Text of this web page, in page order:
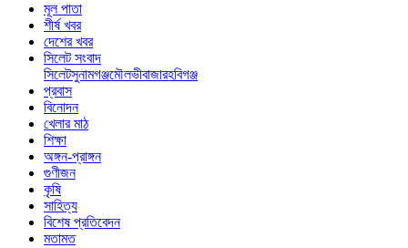
মূল পাতা
শীর্ষ খবর
দেশের খবর
সিলেট সংবাদ
সিলেটসুনামগঞ্জমৌলভীবাজারহবিগঞ্জ
প্রবাস
বিনোদন
খেলার মাঠ
শিক্ষা
অঙ্গন-প্রাঙ্গন
গুণীজন
কৃষি
সাহিত্য
বিশেষ প্রতিবেদন
মতামত